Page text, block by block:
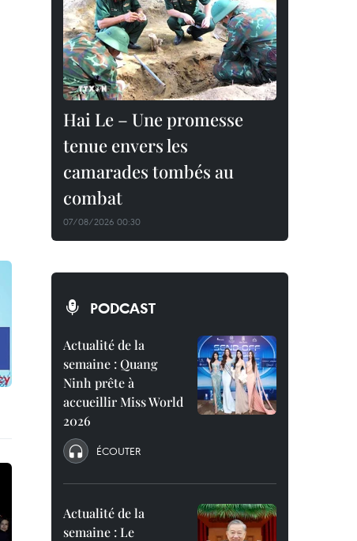
Hai Le – Une promesse
tenue envers les
camarades tombés au
combat
07/08/2026 00:30
PODCAST
Actualité de la
semaine : Quang
Ninh prête à
accueillir Miss World
2026
ÉCOUTER
Actualité de la
semaine : Le